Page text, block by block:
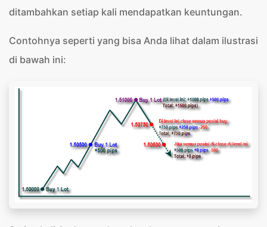
ditambahkan setiap kali mendapatkan keuntungan.
Contohnya seperti yang bisa Anda lihat dalam ilustrasi
di bawah ini: